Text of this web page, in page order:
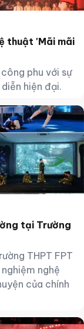
thuật 'Mãi mãi
phu với sự
hiện đại.
tại Trường
THPT FPT
nghệ
của chính